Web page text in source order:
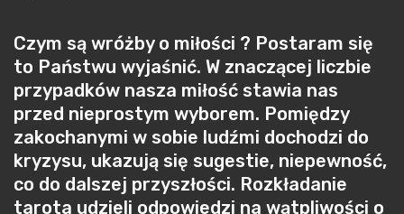
Czym są wróżby o miłości ? Postaram się
to Państwu wyjaśnić. W znaczącej liczbie
przypadków nasza miłość stawia nas
przed nieprostym wyborem. Pomiędzy
zakochanymi w sobie ludźmi dochodzi do
kryzysu, ukazują się sugestie, niepewność,
co do dalszej przyszłości. Rozkładanie
tarota udzieli odpowiedzi na wątpliwości o